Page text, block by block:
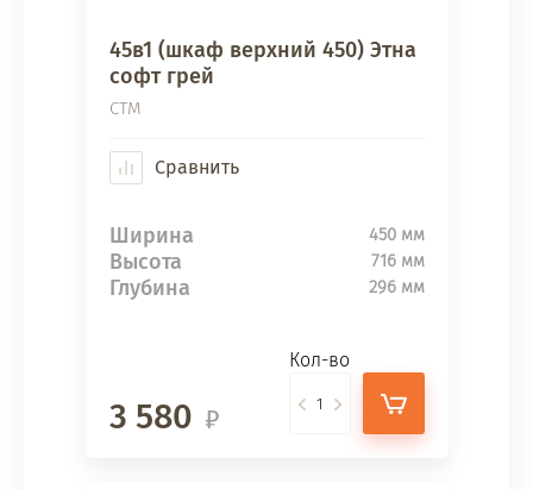
45в1 (шкаф верхний 450) Этна
софт грей
СТМ
Сравнить
Ширина 450 мм
Высота 716 мм
Глубина 296 мм
3 580
Кол-во